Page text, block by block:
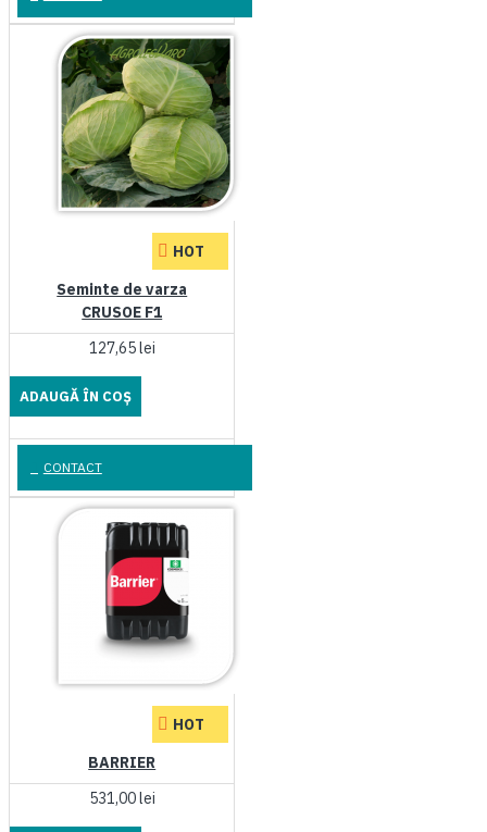
HOT
Seminte de varza
CRUSOE F1
127,65 lei
ADAUGĂ ÎN COŞ
CONTACT
HOT
BARRIER
531,00 lei